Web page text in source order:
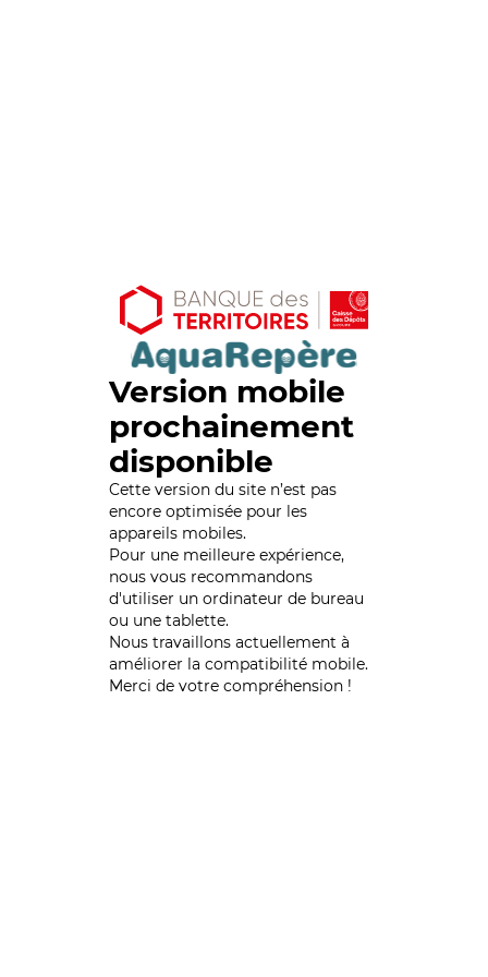
Version mobile
prochainement
disponible
Cette version du site n’est pas
encore optimisée pour les
appareils mobiles.
Pour une meilleure expérience,
nous vous recommandons
d'utiliser un ordinateur de bureau
ou une tablette.
Nous travaillons actuellement à
améliorer la compatibilité mobile.
Merci de votre compréhension !